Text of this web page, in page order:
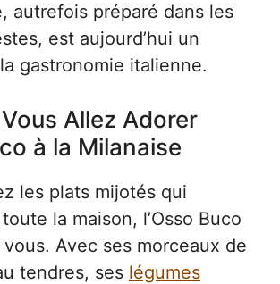
autrefois préparé dans les
est aujourd’hui un
gastronomie italienne.
Allez Adorer
à la Milanaise
les plats mijotés qui
la maison, l’Osso Buco
Avec ses morceaux de
tendres, ses légumes